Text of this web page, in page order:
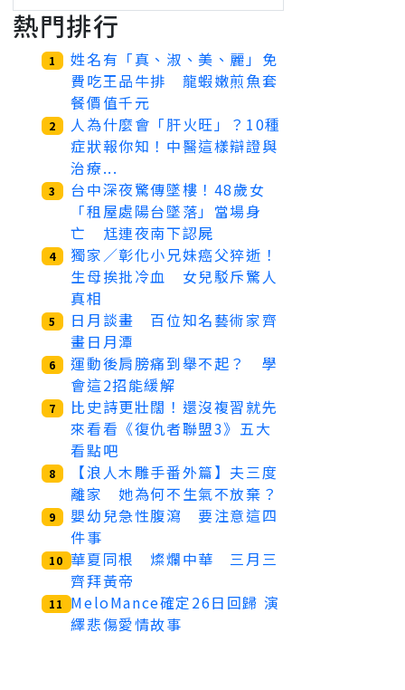
熱門排行
1
姓名有「真、淑、美、麗」免
費吃王品牛排 龍蝦嫩煎魚套
餐價值千元
2
人為什麼會「肝火旺」？10種
症狀報你知！中醫這樣辯證與
治療...
3
台中深夜驚傳墜樓！48歲女
「租屋處陽台墜落」當場身
亡 尪連夜南下認屍
4
獨家／彰化小兄妹癌父猝逝！
生母挨批冷血 女兒駁斥驚人
真相
5
日月談畫 百位知名藝術家齊
畫日月潭
6
運動後肩膀痛到舉不起？ 學
會這2招能緩解
7
比史詩更壯闊！還沒複習就先
來看看《復仇者聯盟3》五大
看點吧
8
【浪人木雕手番外篇】夫三度
離家 她為何不生氣不放棄？
9
嬰幼兒急性腹瀉 要注意這四
件事
10 華夏同根 燦爛中華 三月三
齊拜黃帝
11
MeloMance確定26日回歸 演
繹悲傷愛情故事